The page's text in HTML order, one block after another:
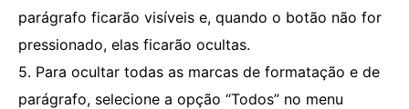
parágrafo ficarão visíveis e, quando o botão não for
pressionado, elas ficarão ocultas.
5. Para ocultar todas as marcas de formatação e de
parágrafo, selecione a opção “Todos” no menu